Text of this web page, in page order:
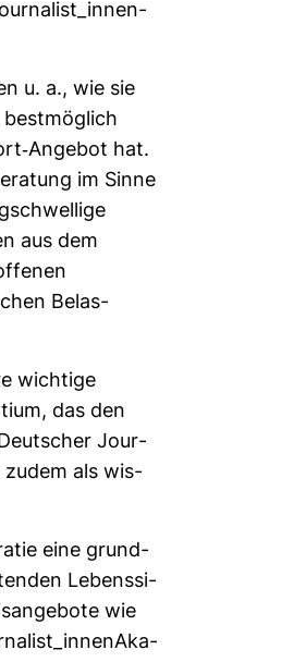
u. a., wie sie
best­mög­lich
​Angebot hat.
im Sinne
aus dem
Belas­
wich­tige
das den
Jour­
zudem als wis­
eine grund­
Lebens­si­
wie